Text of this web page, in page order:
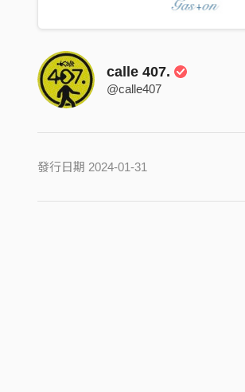
calle 407.
@calle407
發行日期 2024-01-31